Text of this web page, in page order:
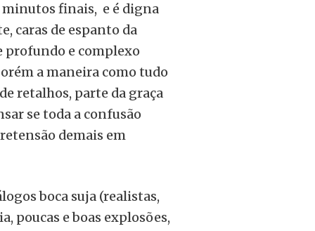
finais, e é digna
caras de espanto da
profundo e complexo
a maneira como tudo
retalhos, parte da graça
se toda a confusão
demais em
boca suja (realistas,
poucas e boas explosões,